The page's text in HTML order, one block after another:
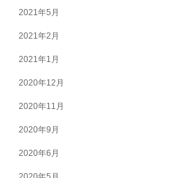
2021年5月
2021年2月
2021年1月
2020年12月
2020年11月
2020年9月
2020年6月